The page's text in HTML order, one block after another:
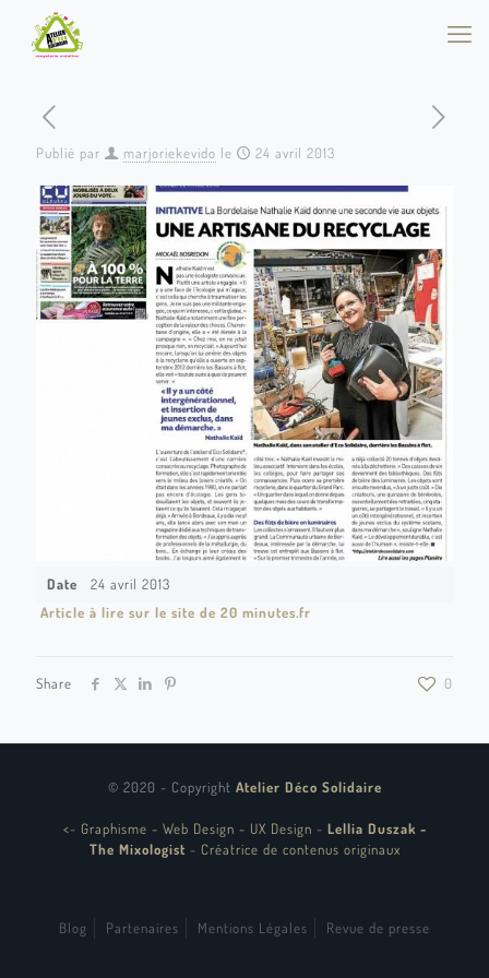
Publié par marjoriekevido le 24 avril 2013
Date
24 avril 2013
Article à lire sur le site de 20 minutes.fr
Share 0
© 2020 - Copyright Atelier Déco Solidaire
<- Graphisme - Web Design - UX Design - Lellia Duszak -
The Mixologist - Créatrice de contenus originaux
Blog Partenaires Mentions Légales Revue de presse